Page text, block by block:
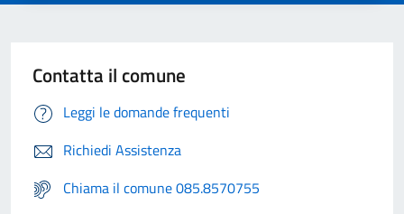
Contatta il comune
Leggi le domande frequenti
Richiedi Assistenza
Chiama il comune 085.8570755